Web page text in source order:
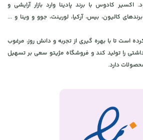
اکسیر کادوس با برند پادینا وارد بازار آرایشی و
کالیون، بیس، آرکیا، لورینت، جوو و وینا و ...
است تا با بهره گیری از تجربه و دانش روز، مرغوب
را تولید کند و فروشگاه مژیتو سعی بر تسهیل
دارد.